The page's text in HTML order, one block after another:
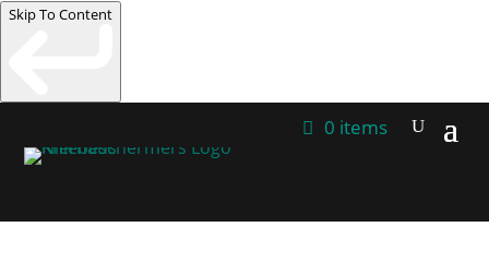
Skip To Content
0 items